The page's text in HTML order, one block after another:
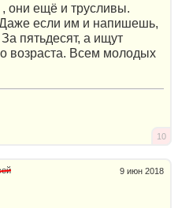
, они ещё и трусливы.
если им и напишешь,
пятьдесят, а ищут
возраста. Всем молодых
10
9 июн 2018